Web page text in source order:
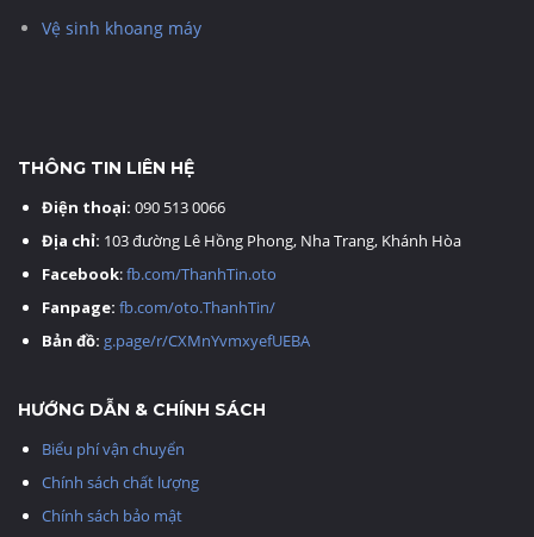
Vệ sinh khoang máy
THÔNG TIN LIÊN HỆ
Điện thoại: 090 513 0066
Địa chỉ: 103 đường Lê Hồng Phong, Nha Trang, Khánh Hòa
Facebook:fb.com/ThanhTin.oto
Fanpage: fb.com/oto.ThanhTin/
Bản đồ: g.page/r/CXMnYvmxyefUEBA
HƯỚNG DẪN & CHÍNH SÁCH
Biểu phí vận chuyển
Chính sách chất lượng
Chính sách bảo mật